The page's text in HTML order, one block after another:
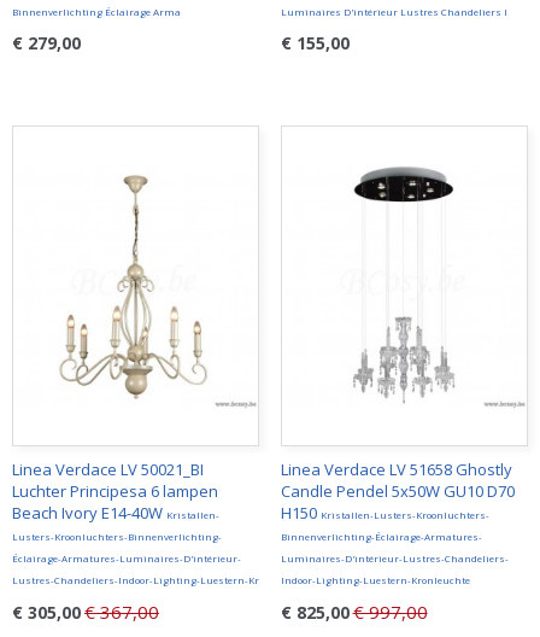
Binnenverlichting Éclairage Arma
€ 279,00
Luminaires D'intérieur Lustres Chandeliers I
€ 155,00
Linea Verdace LV 50021_BI
Luchter Principesa 6 lampen
Beach Ivory E14-40W Kristallen-
Lusters-Kroonluchters-Binnenverlichting-
Éclairage-Armatures-Luminaires-D'intérieur-
Lustres-Chandeliers-Indoor-Lighting-Luestern-Kr
€ 305,00€ 367,00
Linea Verdace LV 51658 Ghostly
Candle Pendel 5x50W GU10 D70
H150 Kristallen-Lusters-Kroonluchters-
Binnenverlichting-Éclairage-Armatures-
Luminaires-D'intérieur-Lustres-Chandeliers-
Indoor-Lighting-Luestern-Kronleuchte
€ 825,00€ 997,00